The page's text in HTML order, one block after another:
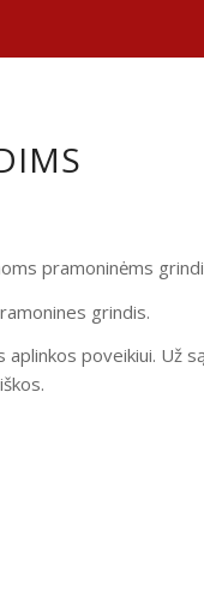
pramoninėms
grindis.
poveikiui. Už